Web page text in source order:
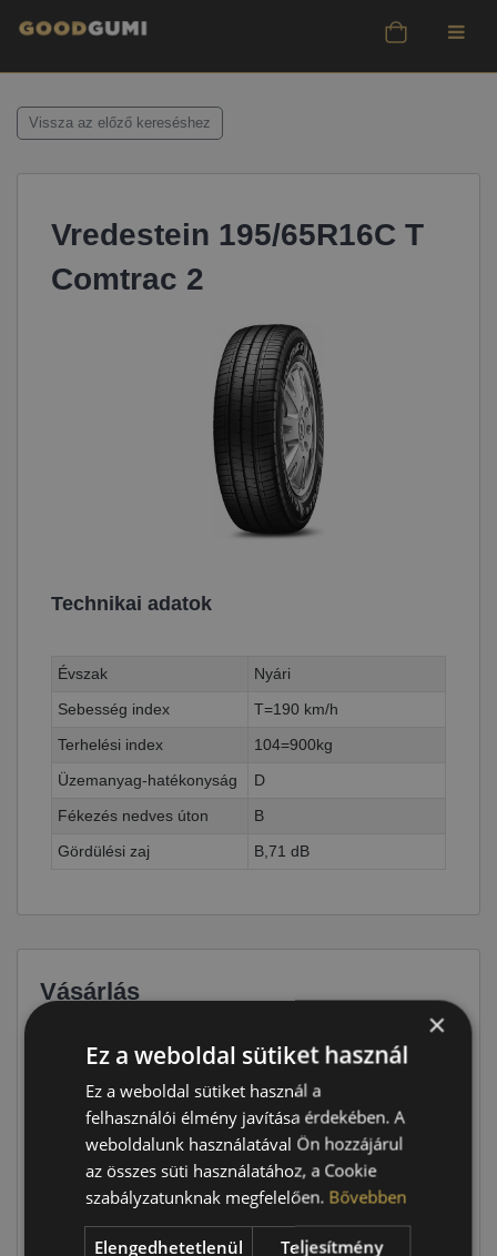
Vissza az előző kereséshez
Vredestein 195/65R16C T
Comtrac 2
Technikai adatok
Évszak
Nyári
Sebesség index
T=190 km/h
Terhelési index
104=900kg
Üzemanyag-hatékonyság
D
Fékezés nedves úton
B
Gördülési zaj
B,71 dB
Vásárlás
41 790 Ft
Raktáron:
167 160 Ft
Kosárba
×
Ez a weboldal sütiket használ
Ez a weboldal sütiket használ a
felhasználói élmény javítása érdekében. A
weboldalunk használatával Ön hozzájárul
az összes süti használatához, a Cookie
szabályzatunknak megfelelően. Bővebben
Elengedhetetlenül
Teljesítmény